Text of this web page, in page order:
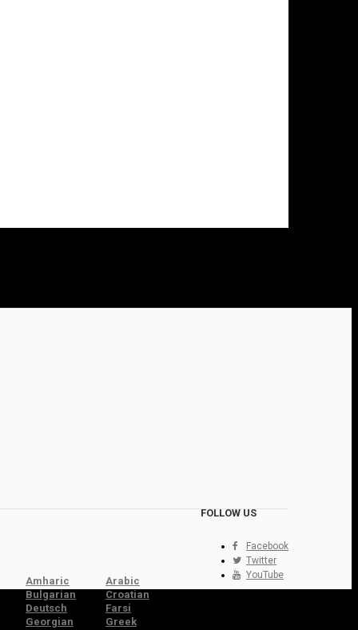
FOLLOW US
Facebook
Twitter
YouTube
Amharic
Arabic
Bulgarian
Croatian
Deutsch
Farsi
Georgian
Greek